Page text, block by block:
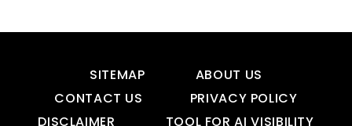
SITEMAP
ABOUT US
CONTACT US
PRIVACY POLICY
DISCLAIMER
TOOL FOR AI VISIBILITY